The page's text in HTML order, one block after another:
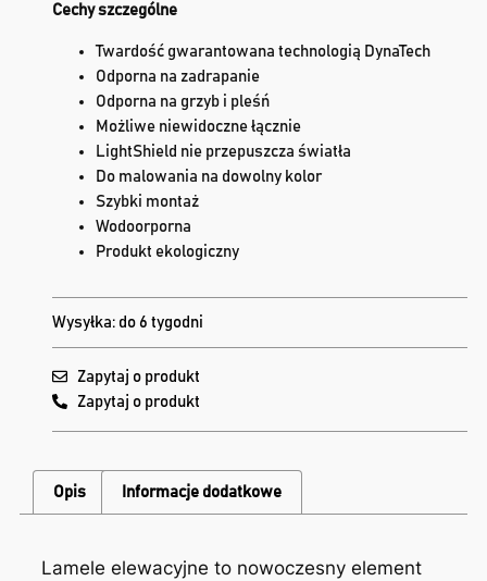
Cechy szczególne
Twardość gwarantowana technologią DynaTech
Odporna na zadrapanie
Odporna na grzyb i pleśń
Możliwe niewidoczne łącznie
LightShield nie przepuszcza światła
Do malowania na dowolny kolor
Szybki montaż
Wodoorporna
Produkt ekologiczny
Wysyłka: do 6 tygodni
Zapytaj o produkt
Zapytaj o produkt
Opis Informacje dodatkowe
Lamele elewacyjne to nowoczesny element